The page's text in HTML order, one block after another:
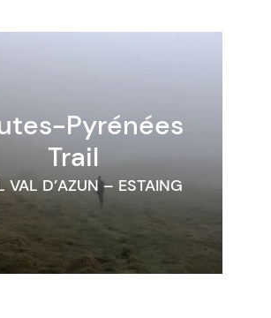
Pyrénées
Trail
VAL D’AZUN – ESTAING